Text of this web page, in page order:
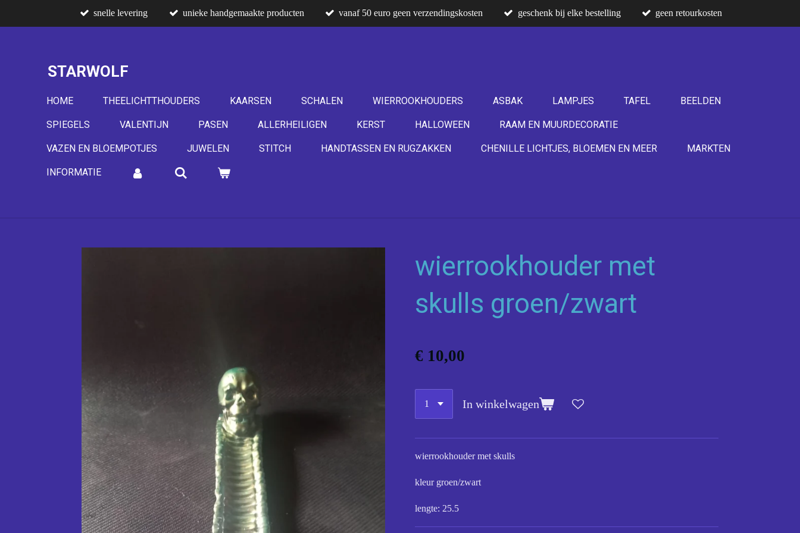
direct
hoofdinhoud
snelle levering unieke handgemaakte producten vanaf 50 euro geen verzendingskosten geschenk bij elke bestelling geen retourkosten
STARWOLF
HOME THEELICHTTHOUDERS KAARSEN SCHALEN WIERROOKHOUDERS ASBAK LAMPJES TAFEL BEELDEN
SPIEGELS VALENTIJN PASEN ALLERHEILIGEN KERST HALLOWEEN RAAM EN MUURDECORATIE
VAZEN EN BLOEMPOTJES JUWELEN STITCH HANDTASSEN EN RUGZAKKEN CHENILLE LICHTJES, BLOEMEN EN MEER MARKTEN
INFORMATIE
wierrookhouder met
skulls groen/zwart
€ 10,00
In winkelwagen
wierrookhouder met skulls
kleur groen/zwart
lengte: 25.5